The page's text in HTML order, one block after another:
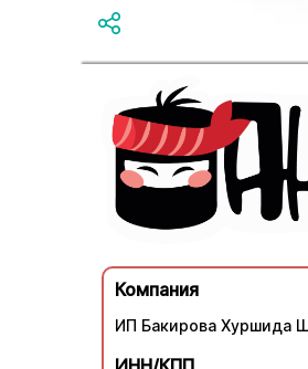
Компания
ИП Бакирова Хуршида